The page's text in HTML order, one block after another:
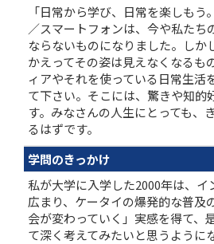
「日常から学び、日常を楽しもう
／スマートフォンは、今や私たち
ならないものになりました。しか
かえってその姿は見えなくなるも
ィアやそれを使っている日常生活
て下さい。そこには、驚きや知的
す。みなさんの人生にとっても、
るはずです。
学問のきっかけ
私が大学に入学した2000年は、イ
広まり、ケータイの爆発的な普及
会が変わっていく」実感を得て、
て深く考えてみたいと思うように